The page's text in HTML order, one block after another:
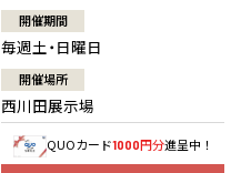
開催期間
毎週土・日曜日
開催場所
西川田展示場
QUOカード1000円分進呈中！